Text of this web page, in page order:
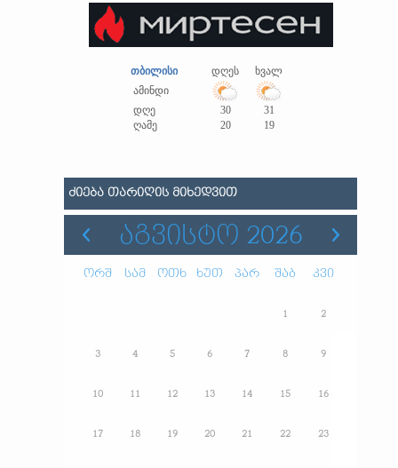
თბილისი დღეს
ხვალ
ამინდი
დღე
30
31
ღამე
20 19
ᲫᲘᲔᲑᲐ ᲗᲐᲠᲘᲦᲘᲡ ᲛᲘᲮᲔᲓᲕᲘᲗ
ᲐᲒᲕᲘᲡᲢᲝ 2026
ორშ სამ ოთხ ხუთ პარ შაბ კვი
1 2
3 4 5 6 7 8 9
10 11 12 13 14 15 16
17 18 19 20 21 22 23